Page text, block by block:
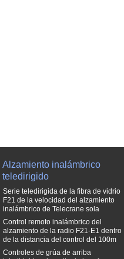
Alzamiento inalámbrico
teledirigido
Serie teledirigida de la fibra de vidrio
F21 de la velocidad del alzamiento
inalámbrico de Telecrane sola
Control remoto inalámbrico del
alzamiento de la radio F21-E1 dentro
de la distancia del control del 100m
Controles de grúa de arriba